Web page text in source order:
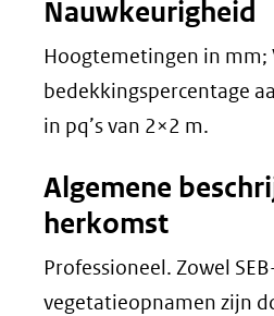
Nauwkeurigheid
Hoogtemetingen in mm;
bedekkingspercentage
in pq’s van 2×2 m.
Algemene
herkomst
Professioneel. Zowel
vegetatieopnamen zijn